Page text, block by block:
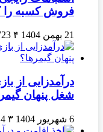
فروش کسبه
21 بهمن 1404 ۴
شغل پنهان
6 شهریور 1404 ۳